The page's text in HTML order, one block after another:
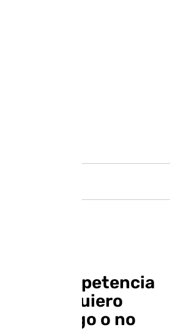
y la competencia
«Yo quiero
si juego o no